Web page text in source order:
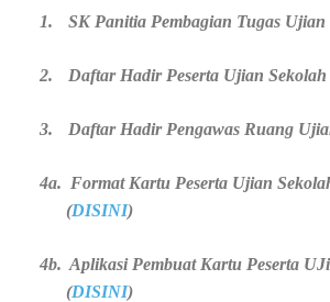
1. SK Panitia Pembagian Tugas Ujian
2. Daftar Hadir Peserta Ujian Sekolah
3. Daftar Hadir Pengawas Ruang
4a. Format Kartu Peserta Ujian
(DISINI)
4b. Aplikasi Pembuat Kartu Peserta
(DISINI)